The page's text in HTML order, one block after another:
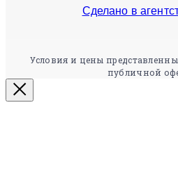
Сделано в
Условия и цены
публичной